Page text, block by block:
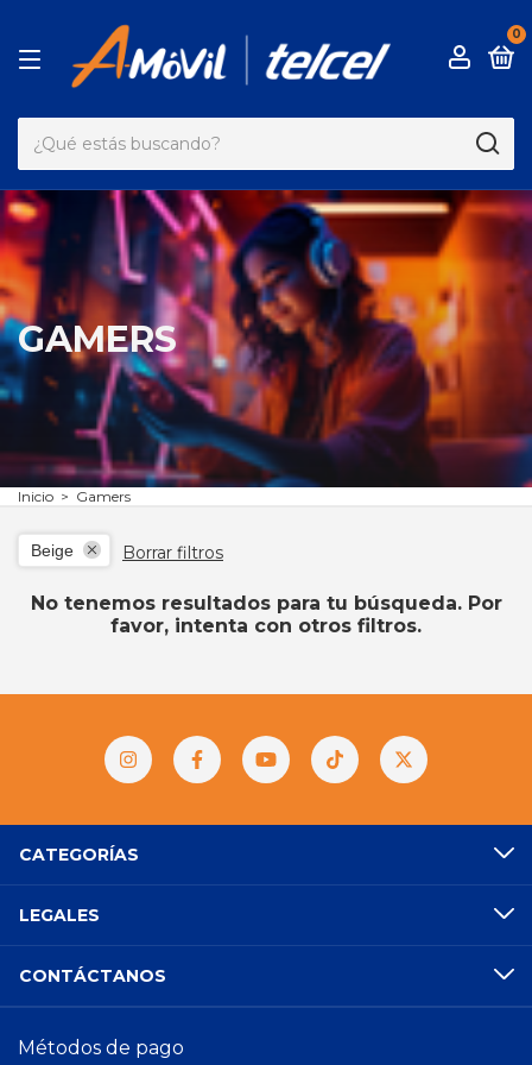
0
GAMERS
Inicio > Gamers
Beige Borrar filtros
No tenemos resultados para tu búsqueda. Por
favor, intenta con otros filtros.
CATEGORÍAS
LEGALES
CONTÁCTANOS
Métodos de pago